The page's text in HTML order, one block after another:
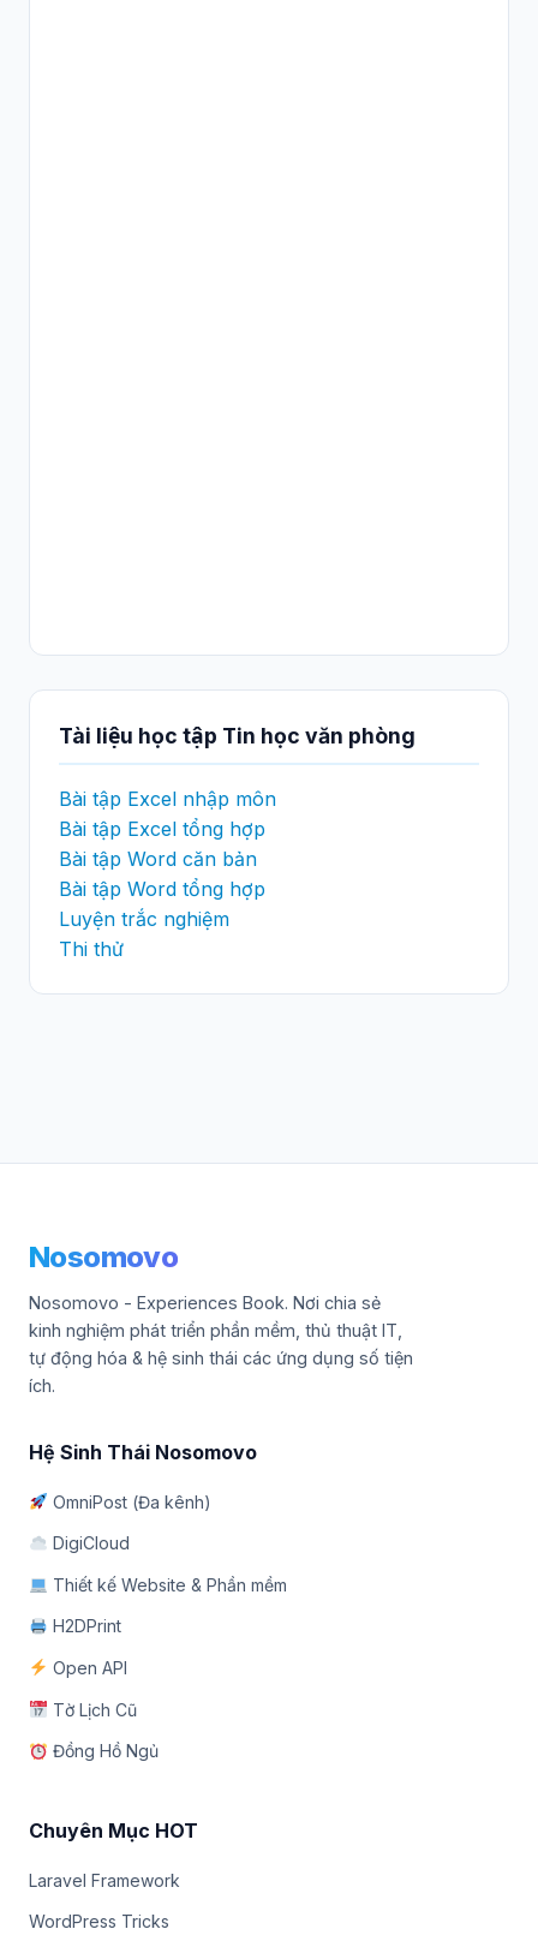
Tài liệu học tập Tin học văn phòng
Bài tập Excel nhập môn
Bài tập Excel tổng hợp
Bài tập Word căn bản
Bài tập Word tổng hợp
Luyện trắc nghiệm
Thi thử
Nosomovo
Nosomovo - Experiences Book. Nơi chia sẻ
kinh nghiệm phát triển phần mềm, thủ thuật IT,
tự động hóa & hệ sinh thái các ứng dụng số tiện
ích.
Hệ Sinh Thái Nosomovo
OmniPost (Đa kênh)
DigiCloud
Thiết kế Website & Phần mềm
H2DPrint
Open API
Tờ Lịch Cũ
Đồng Hồ Ngủ
Chuyên Mục HOT
Laravel Framework
WordPress Tricks